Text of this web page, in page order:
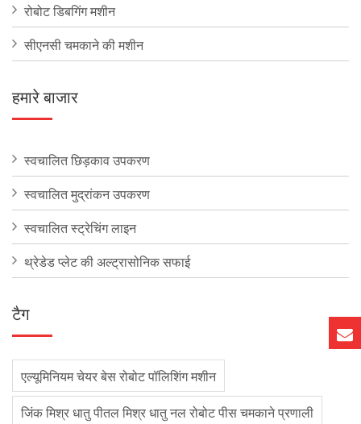
रोबोट डिबगिंग मशीन
सीएनसी चमकाने की मशीन
हमारे बाजार
स्वचालित छिड़काव उपकरण
स्वचालित मुद्रांकन उपकरण
स्वचालित स्ट्रेचिंग लाइन
थ्रेडेड प्लेट की अल्ट्रासोनिक सफाई
टैग
एल्यूमिनियम चेयर बेस रोबोट पॉलिशिंग मशीन
जिंक मिश्र धातु पीतल मिश्र धातु नल रोबोट पीस चमकाने प्रणाली